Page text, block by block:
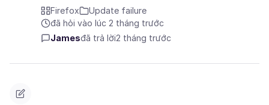
Firefox
Update failure
đã hỏi vào lúc 2 tháng trước
Jamesđã trả lời2 tháng trước